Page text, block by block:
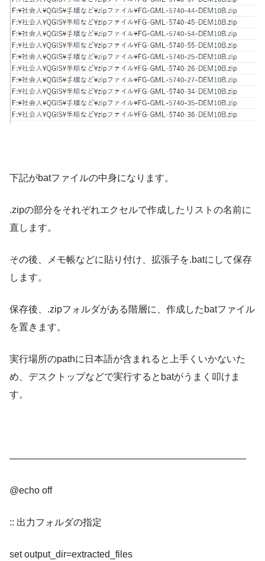
下記がbatファイルの中身になります。
.zipの部分をそれぞれエクセルで作成したリストの名前に
直します。
その後、メモ帳などに貼り付け、拡張子を.batにして保存
します。
保存後、.zipフォルダがある階層に、作成したbatファイル
を置きます。
実行場所のpathに日本語が含まれると上手くいかないた
め、デスクトップなどで実行するとbatがうまく叩けま
す。
—————————————————————————
@echo off
:: 出力フォルダの指定
set output_dir=extracted_files